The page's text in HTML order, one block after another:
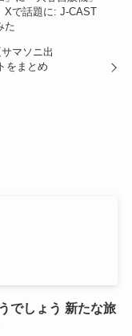
で話題に: J-CAST
た
マソニ出
をまとめ
でしょう 新たな旅